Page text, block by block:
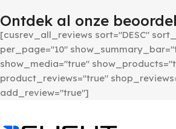
Ontdek al onze
[cusrev_all_reviews sort="DESC"
per_page="10"
show_media="true"
product_reviews="true"
add_review="true"]